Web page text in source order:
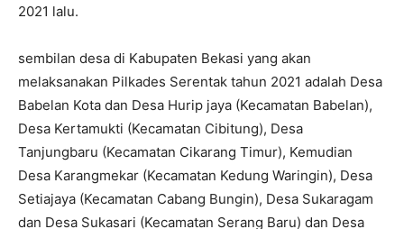
2021 lalu.
sembilan desa di Kabupaten Bekasi yang akan
melaksanakan Pilkades Serentak tahun 2021 adalah Desa
Babelan Kota dan Desa Hurip jaya (Kecamatan Babelan),
Desa Kertamukti (Kecamatan Cibitung), Desa
Tanjungbaru (Kecamatan Cikarang Timur), Kemudian
Desa Karangmekar (Kecamatan Kedung Waringin), Desa
Setiajaya (Kecamatan Cabang Bungin), Desa Sukaragam
dan Desa Sukasari (Kecamatan Serang Baru) dan Desa